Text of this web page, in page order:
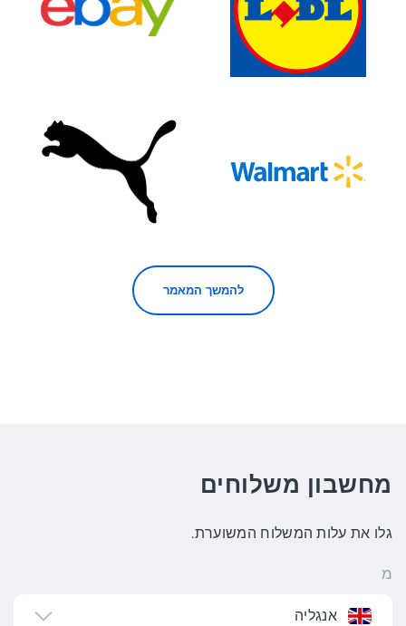
להמשך המאמר
מחשבון משלוחים
גלו את עלות המשלוח המשוערת.
מ
אנגליה